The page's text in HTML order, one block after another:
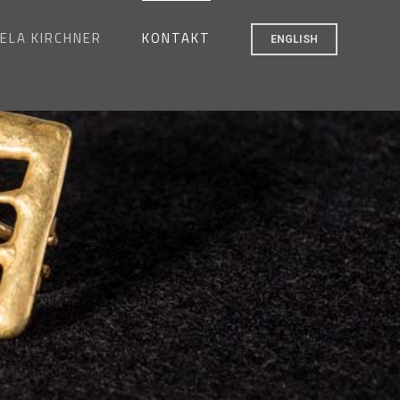
KIRCHNER KONTAKT ENGLISH